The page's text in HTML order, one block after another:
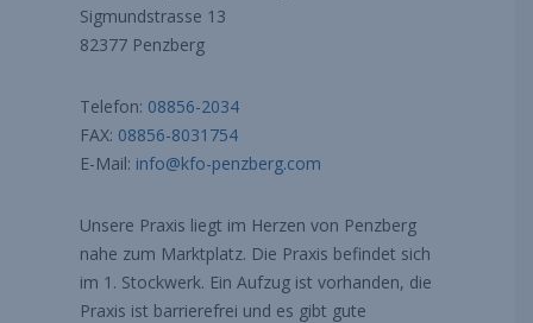
Sigmundstrasse 13
82377 Penzberg
Telefon: 08856-2034
FAX: 08856-8031754
E-Mail: info@kfo-penzberg.com
Unsere Praxis liegt im Herzen von Penzberg
nahe zum Marktplatz. Die Praxis befindet sich
im 1. Stockwerk. Ein Aufzug ist vorhanden, die
Praxis ist barrierefrei und es gibt gute